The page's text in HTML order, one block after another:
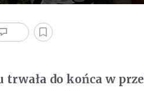
do końca w